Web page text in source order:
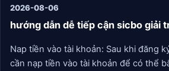
2026-08-06
hướng dẫn dễ tiếp cận sicbo giải
Nap tiền vào tài khoản: Sau khi đăng
cần nạp tiền vào tài khoản để có thể